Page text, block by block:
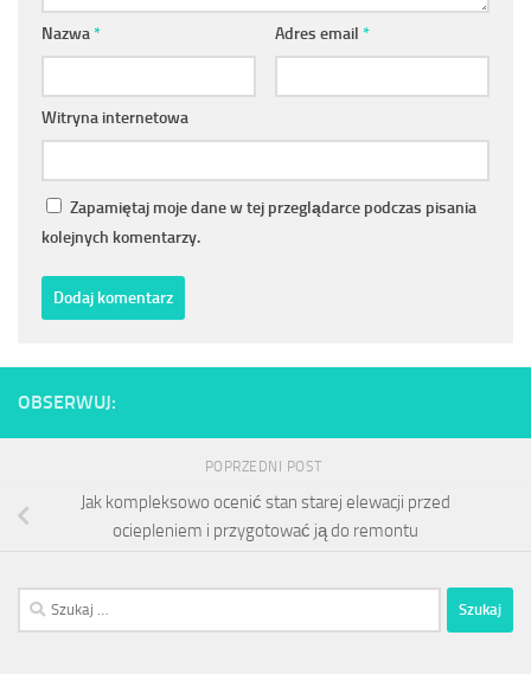
Nazwa* Adres email *
Witryna internetowa
Zapamiętaj moje dane w tej przeglądarce podczas pisania
kolejnych komentarzy.
OBSERWUJ:
POPRZEDNI POST
Jak kompleksowo ocenić stan starej elewacji przed
ociepleniem i przygotować ją do remontu
Szukaj: